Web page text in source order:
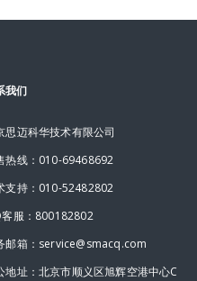
我们
思迈科华技术有限公司
热线：010-69468692
支持：010-52482802
服：800182802
邮箱：service@smacq.com
地址：北京市顺义区旭辉空港中心C